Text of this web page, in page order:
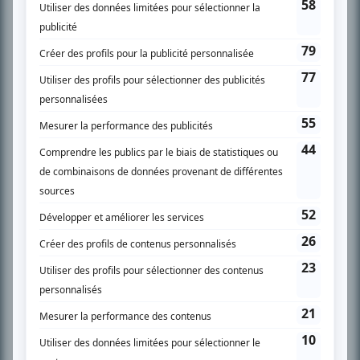
SUR LE RÉSEAU BIZZ MÉDIA
PLAN DU SITE
Accueil
Liste des oeuvres
Liste des comédiens
Recherche avancée
À propos
Nous contacter
Termes et conditions